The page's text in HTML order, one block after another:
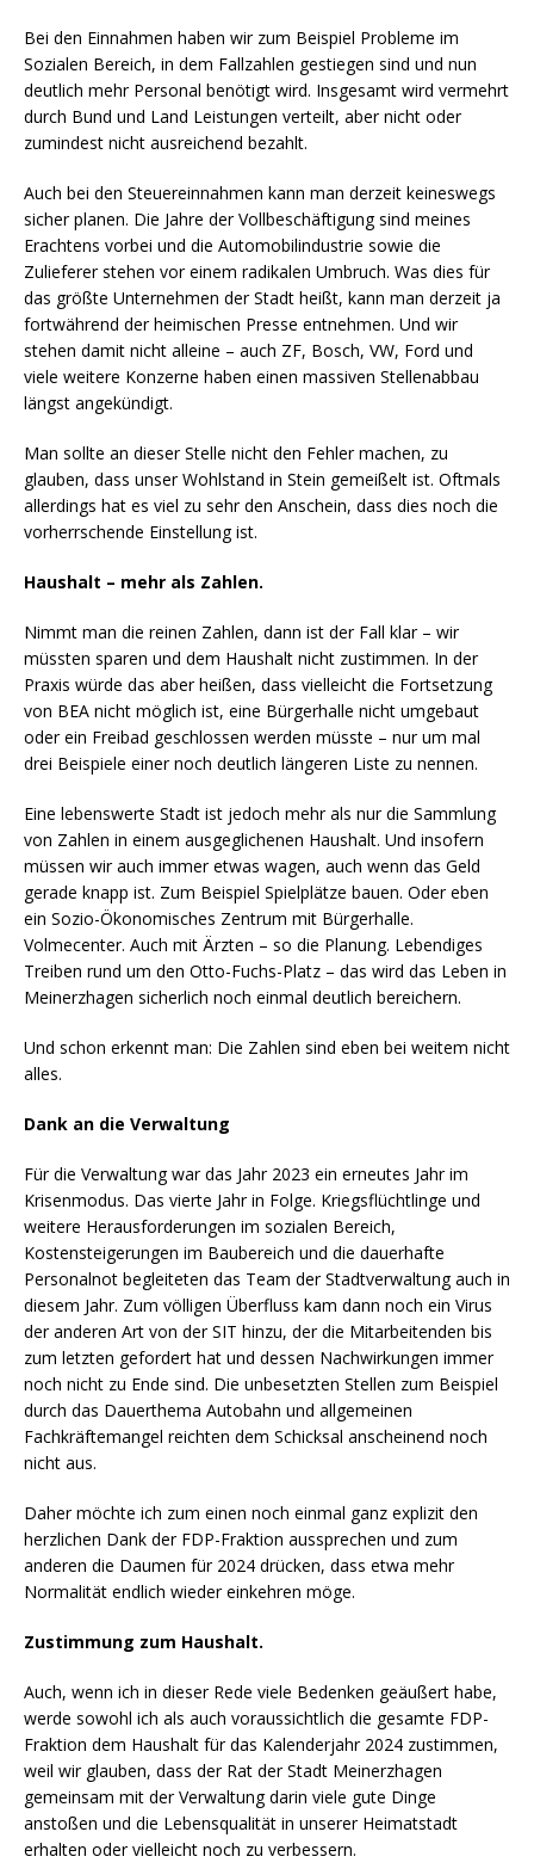
Bei den Einnahmen haben wir zum Beispiel Probleme im
Sozialen Bereich, in dem Fallzahlen gestiegen sind und nun
deutlich mehr Personal benötigt wird. Insgesamt wird vermehrt
durch Bund und Land Leistungen verteilt, aber nicht oder
zumindest nicht ausreichend bezahlt.
Auch bei den Steuereinnahmen kann man derzeit keineswegs
sicher planen. Die Jahre der Vollbeschäftigung sind meines
Erachtens vorbei und die Automobilindustrie sowie die
Zulieferer stehen vor einem radikalen Umbruch. Was dies für
das größte Unternehmen der Stadt heißt, kann man derzeit ja
fortwährend der heimischen Presse entnehmen. Und wir
stehen damit nicht alleine – auch ZF, Bosch, VW, Ford und
viele weitere Konzerne haben einen massiven Stellenabbau
längst angekündigt.
Man sollte an dieser Stelle nicht den Fehler machen, zu
glauben, dass unser Wohlstand in Stein gemeißelt ist. Oftmals
allerdings hat es viel zu sehr den Anschein, dass dies noch die
vorherrschende Einstellung ist.
Haushalt – mehr als Zahlen.
Nimmt man die reinen Zahlen, dann ist der Fall klar – wir
müssten sparen und dem Haushalt nicht zustimmen. In der
Praxis würde das aber heißen, dass vielleicht die Fortsetzung
von BEA nicht möglich ist, eine Bürgerhalle nicht umgebaut
oder ein Freibad geschlossen werden müsste – nur um mal
drei Beispiele einer noch deutlich längeren Liste zu nennen.
Eine lebenswerte Stadt ist jedoch mehr als nur die Sammlung
von Zahlen in einem ausgeglichenen Haushalt. Und insofern
müssen wir auch immer etwas wagen, auch wenn das Geld
gerade knapp ist. Zum Beispiel Spielplätze bauen. Oder eben
ein Sozio-Ökonomisches Zentrum mit Bürgerhalle.
Volmecenter. Auch mit Ärzten – so die Planung. Lebendiges
Treiben rund um den Otto-Fuchs-Platz – das wird das Leben in
Meinerzhagen sicherlich noch einmal deutlich bereichern.
Und schon erkennt man: Die Zahlen sind eben bei weitem nicht
alles.
Dank an die Verwaltung
Für die Verwaltung war das Jahr 2023 ein erneutes Jahr im
Krisenmodus. Das vierte Jahr in Folge. Kriegsflüchtlinge und
weitere Herausforderungen im sozialen Bereich,
Kostensteigerungen im Baubereich und die dauerhafte
Personalnot begleiteten das Team der Stadtverwaltung auch in
diesem Jahr. Zum völligen Überfluss kam dann noch ein Virus
der anderen Art von der SIT hinzu, der die Mitarbeitenden bis
zum letzten gefordert hat und dessen Nachwirkungen immer
noch nicht zu Ende sind. Die unbesetzten Stellen zum Beispiel
durch das Dauerthema Autobahn und allgemeinen
Fachkräftemangel reichten dem Schicksal anscheinend noch
nicht aus.
Daher möchte ich zum einen noch einmal ganz explizit den
herzlichen Dank der FDP-Fraktion aussprechen und zum
anderen die Daumen für 2024 drücken, dass etwa mehr
Normalität endlich wieder einkehren möge.
Zustimmung zum Haushalt.
Auch, wenn ich in dieser Rede viele Bedenken geäußert habe,
werde sowohl ich als auch voraussichtlich die gesamte FDP-
Fraktion dem Haushalt für das Kalenderjahr 2024 zustimmen,
weil wir glauben, dass der Rat der Stadt Meinerzhagen
gemeinsam mit der Verwaltung darin viele gute Dinge
anstoßen und die Lebensqualität in unserer Heimatstadt
erhalten oder vielleicht noch zu verbessern.